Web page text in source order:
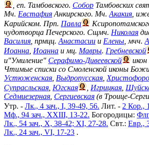
, еп. Тамбовского. Собор Тамбовских
Мч. Евстафия Анкирского. Мч. Акакия ,
Карийском. Прп. Павла
чудотворца Печерского. Сщмч. Николая
Василия , прмцц. Анастасии и Елены , мчч.
Иоанна Иоанна и мц. Мавры. Гребневской
и"Умиление" Серафимо-Дивеевской
Чтимые списки со Смоленской иконы
Устюженская Выдропусская
Супрасльская Югская Игрицкая
Седмиезерная Сергиевская (в Троице-
Утр. - Лк., 4 зач., I, 39-49, 56. Лит. - 2 Кор.,
Мф., 94 зач., XXIII, 13-22. Богородицы:
Лк., 54 зач., X, 38-42; XI, 27-28. Свт.: Евр.,
Лк., 24 зач., VI, 17-23 .